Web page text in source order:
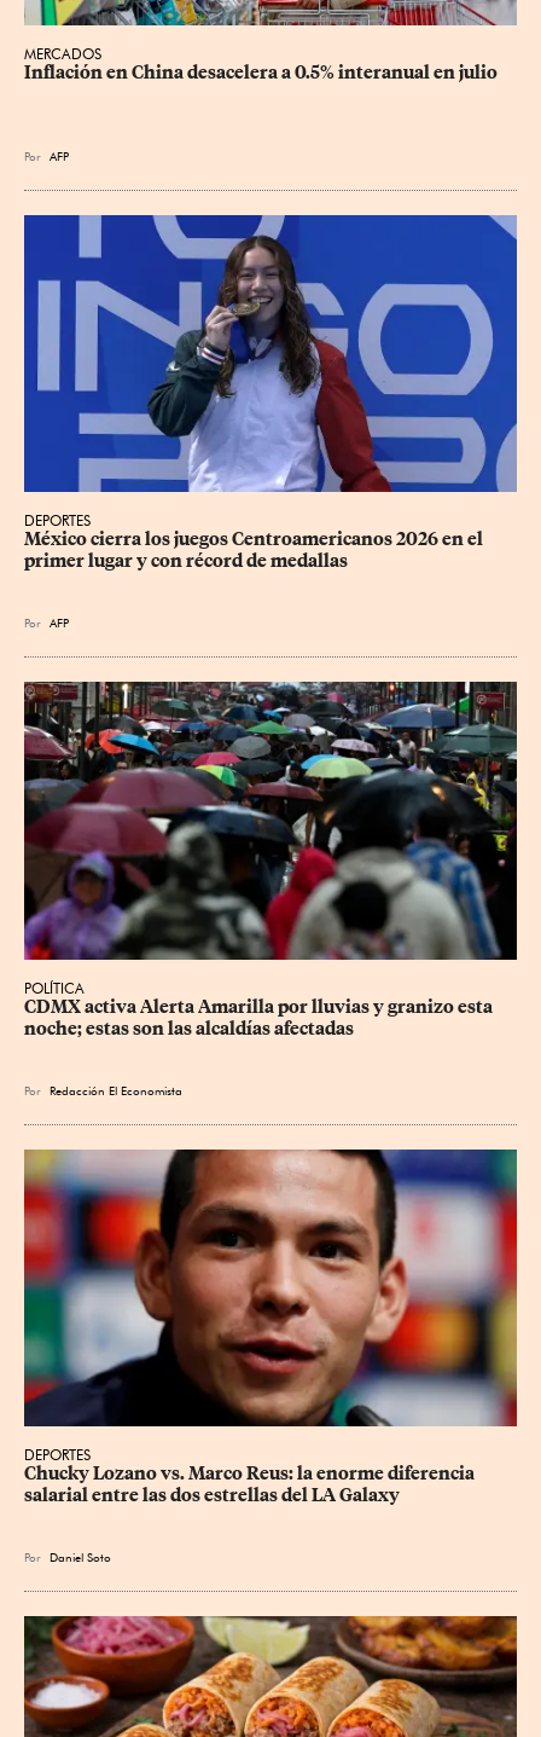
MERCADOS
Inflación en China desacelera a 0.5% interanual en julio
Por AFP
DEPORTES
México cierra los juegos Centroamericanos 2026 en el
primer lugar y con récord de medallas
Por AFP
POLÍTICA
CDMX activa Alerta Amarilla por lluvias y granizo esta
noche; estas son las alcaldías afectadas
Por Redacción El Economista
DEPORTES
Chucky Lozano vs. Marco Reus: la enorme diferencia
salarial entre las dos estrellas del LA Galaxy
Por Daniel Soto